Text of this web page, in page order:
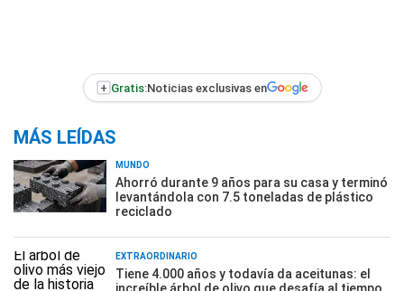
+ Gratis:Noticias exclusivas en
MÁS LEÍDAS
MUNDO
Ahorró durante 9 años para su casa y terminó
levantándola con 7.5 toneladas de plástico
reciclado
EXTRAORDINARIO
Tiene 4.000 años y todavía da aceitunas: el